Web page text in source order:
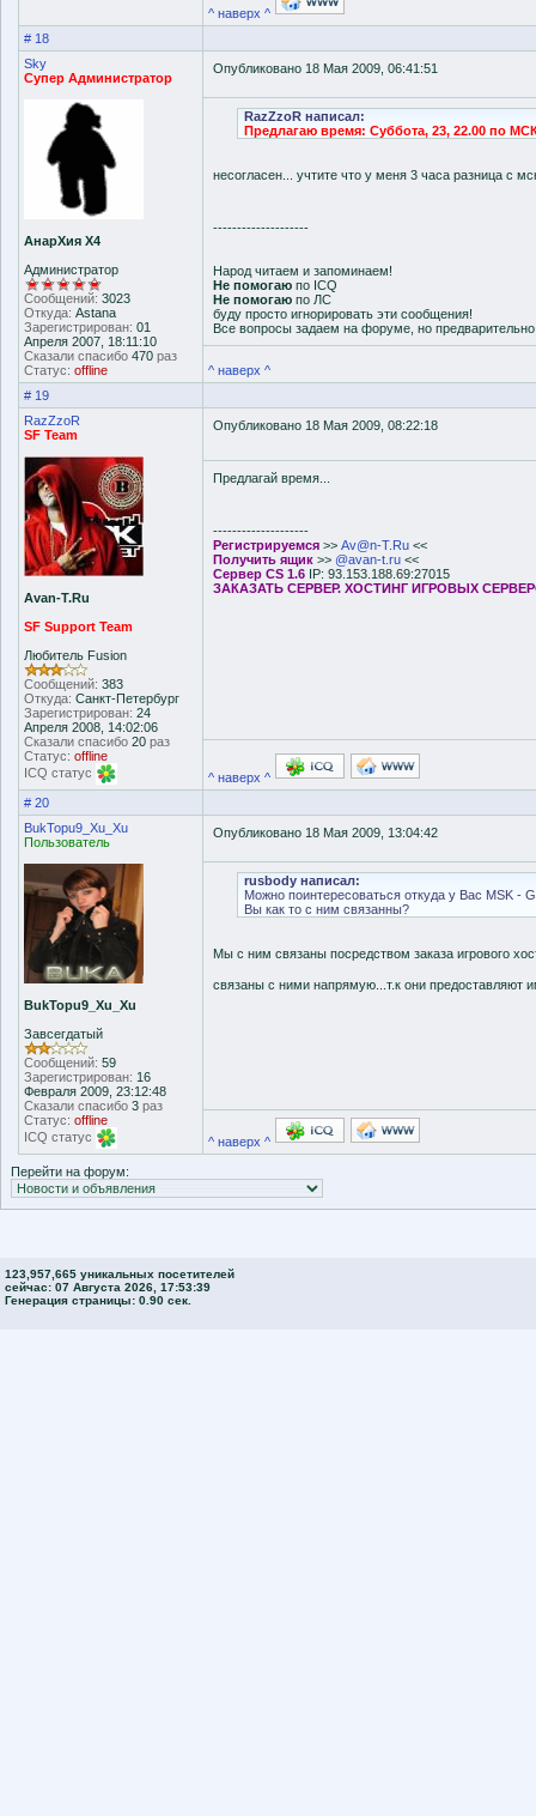
^ наверх ^
# 18
Sky
Супер Администратор
АнарХия Х4
Администратор
Сообщений: 3023
Откуда: Astana
Зарегистрирован: 01
Апреля 2007, 18:11:10
Сказали спасибо 470 раз
Статус: offline
Опубликовано 18 Мая 2009, 06:41:51
RazZzoR написал:
Предлагаю время: Суббота, 23, 22.00 по
несогласен... учтите что у меня 3 часа разница с
--------------------
Народ читаем и запоминаем!
Не помогаю по ICQ
Не помогаю по ЛС
буду просто игнорировать эти сообщения!
Все вопросы задаем на форуме, но
^ наверх ^
# 19
RazZzoR
SF Team
Avan-T.Ru
SF Support Team
Любитель Fusion
Сообщений: 383
Откуда: Санкт-Петербург
Зарегистрирован: 24
Апреля 2008, 14:02:06
Сказали спасибо 20 раз
Статус: offline
ICQ статус
Опубликовано 18 Мая 2009, 08:22:18
Предлагай время...
--------------------
Регистрируемся >> Av@n-T.Ru <<
Получить ящик >> @avan-t.ru <<
Сервер CS 1.6 IP: 93.153.188.69:27015
ЗАКАЗАТЬ СЕРВЕР. ХОСТИНГ ИГРОВЫХ
^ наверх ^
# 20
BukTopu9_Xu_Xu
Пользователь
BukTopu9_Xu_Xu
Завсегдатый
Сообщений: 59
Зарегистрирован: 16
Февраля 2009, 23:12:48
Сказали спасибо 3 раз
Статус: offline
ICQ статус
Опубликовано 18 Мая 2009, 13:04:42
rusbody написал:
Можно поинтересоваться откуда у Вас MSK -
Вы как то с ним связанны?
Мы с ним связаны посредством заказа игрового
связаны с ними напрямую...т.к они предоставляют
^ наверх ^
Перейти на форум:
123,957,665 уникальных посетителей
сейчас: 07 Августа 2026, 17:53:39
Генерация страницы: 0.90 сек.